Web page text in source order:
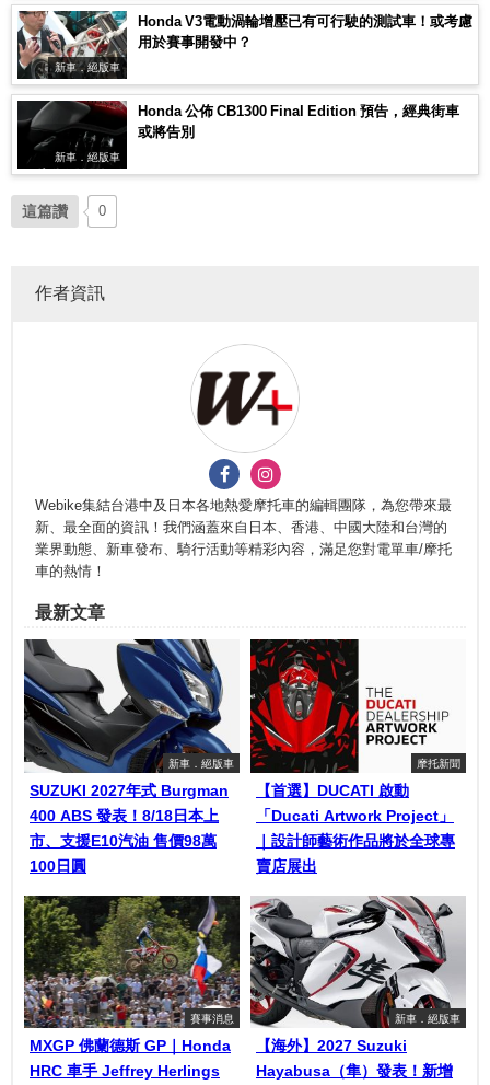
新車．絕版車
Honda V3電動渦輪增壓已有可行駛的測試車！或考慮
用於賽事開發中？
新車．絕版車
Honda 公佈 CB1300 Final Edition 預告，經典街車
或將告別
這篇讚 0
作者資訊
Webike集結台港中及日本各地熱愛摩托車的編輯團隊，為您帶來最
新、最全面的資訊！我們涵蓋來自日本、香港、中國大陸和台灣的
業界動態、新車發布、騎行活動等精彩內容，滿足您對電單車/摩托
車的熱情！
最新文章
新車．絕版車
SUZUKI 2027年式 Burgman
400 ABS 發表！8/18日本上
市、支援E10汽油 售價98萬
100日圓
摩托新聞
【首選】DUCATI 啟動
「Ducati Artwork Project」
｜設計師藝術作品將於全球專
賣店展出
賽事消息
MXGP 佛蘭德斯 GP｜Honda
HRC 車手 Jeffrey Herlings
新車．絕版車
【海外】2027 Suzuki
Hayabusa（隼）發表！新增